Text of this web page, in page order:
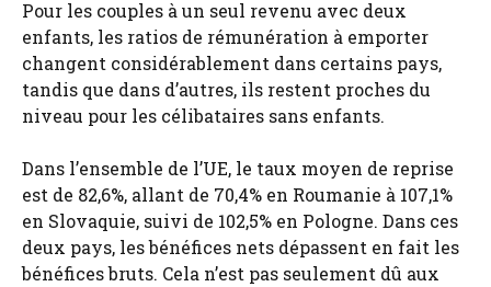
Pour les couples à un seul revenu avec deux
enfants, les ratios de rémunération à emporter
changent considérablement dans certains pays,
tandis que dans d’autres, ils restent proches du
niveau pour les célibataires sans enfants.
Dans l’ensemble de l’UE, le taux moyen de reprise
est de 82,6%, allant de 70,4% en Roumanie à 107,1%
en Slovaquie, suivi de 102,5% en Pologne. Dans ces
deux pays, les bénéfices nets dépassent en fait les
bénéfices bruts. Cela n’est pas seulement dû aux